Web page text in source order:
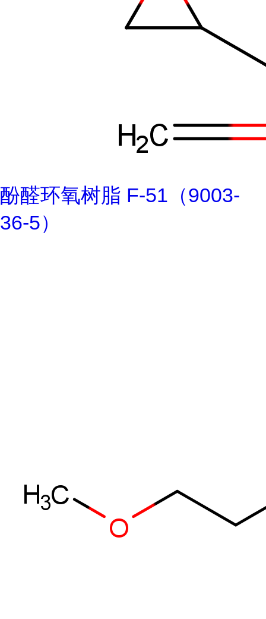
酚醛环氧树脂 F-51（9003-
36-5）